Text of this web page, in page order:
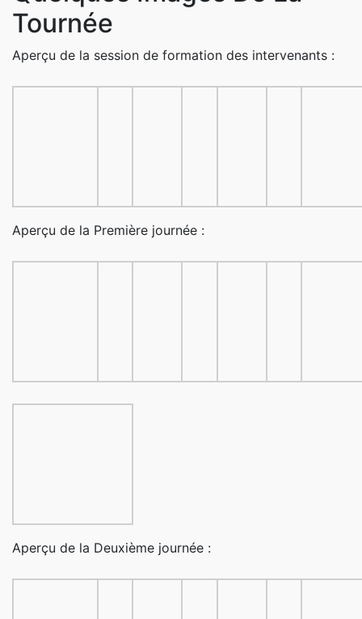
Tournée
Aperçu de la session de formation des intervenants :
Aperçu de la Première journée :
Aperçu de la Deuxième journée :